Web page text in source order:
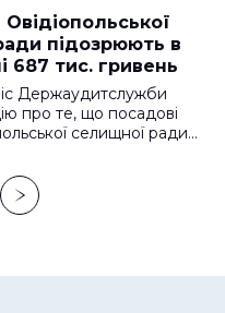
підозрюють в
687 тис. гривень
Держаудитслужби
про те, що посадові
селищної ради…